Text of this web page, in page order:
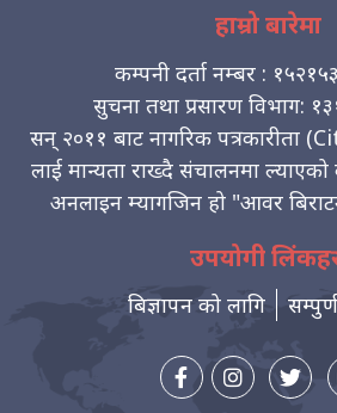
हाम्रो बारेमा
कम्पनी दर्ता नम्बर :
सुचना तथा प्रसारण विभाग:
सन् २०११ बाट नागरिक पत्रकारीता
लाई मान्यता राख्दै संचालनमा
अनलाइन म्यागजिन हो "आवर
उपयोगी
बिज्ञापन को लागि